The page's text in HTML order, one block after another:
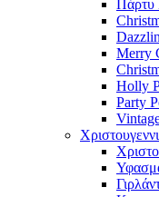
Πάρτυ
Merry
Holly
Party